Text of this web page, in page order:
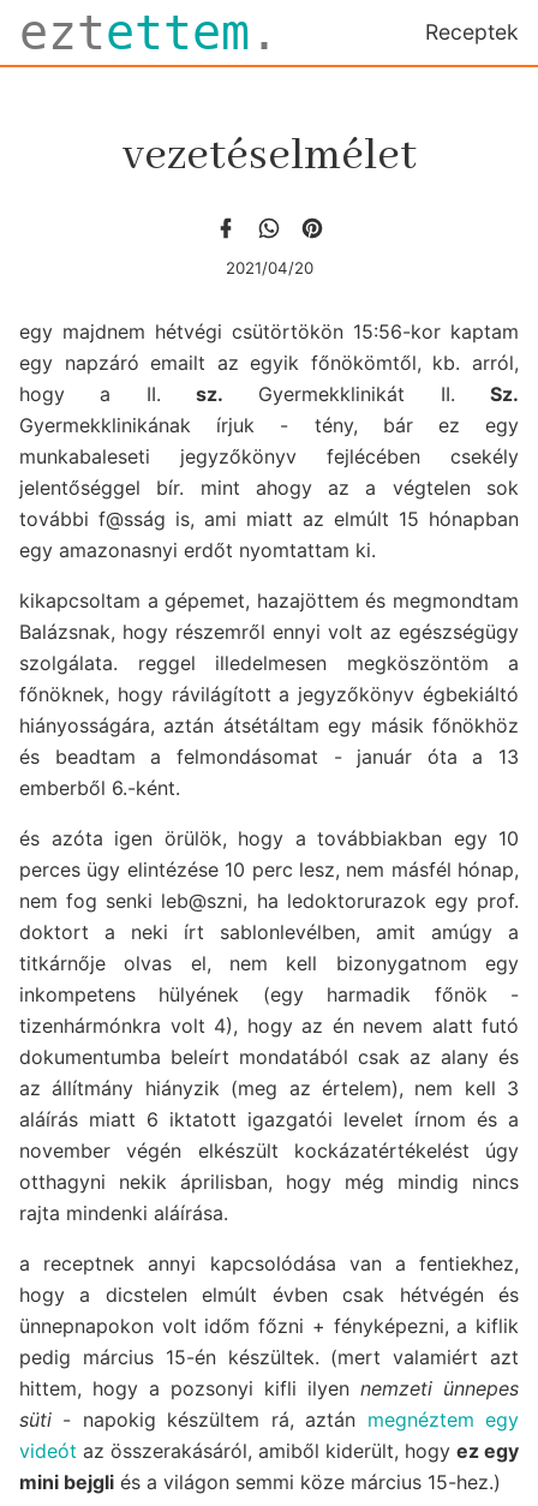
eztettem . Receptek
vezetéselmélet
2021/04/20
egy majdnem hétvégi csütörtökön 15:56-kor kaptam
egy napzáró emailt az egyik főnökömtől, kb. arról,
hogy a II. sz. Gyermekklinikát II. Sz.
Gyermekklinikának írjuk - tény, bár ez egy
munkabaleseti jegyzőkönyv fejlécében csekély
jelentőséggel bír. mint ahogy az a végtelen sok
további f@sság is, ami miatt az elmúlt 15 hónapban
egy amazonasnyi erdőt nyomtattam ki.
kikapcsoltam a gépemet, hazajöttem és megmondtam
Balázsnak, hogy részemről ennyi volt az egészségügy
szolgálata. reggel illedelmesen megköszöntöm a
főnöknek, hogy rávilágított a jegyzőkönyv égbekiáltó
hiányosságára, aztán átsétáltam egy másik főnökhöz
és beadtam a felmondásomat - január óta a 13
emberből 6.-ként.
és azóta igen örülök, hogy a továbbiakban egy 10
perces ügy elintézése 10 perc lesz, nem másfél hónap,
nem fog senki leb@szni, ha ledoktorurazok egy prof.
doktort a neki írt sablonlevélben, amit amúgy a
titkárnője olvas el, nem kell bizonygatnom egy
inkompetens hülyének (egy harmadik főnök -
tizenhármónkra volt 4), hogy az én nevem alatt futó
dokumentumba beleírt mondatából csak az alany és
az állítmány hiányzik (meg az értelem), nem kell 3
aláírás miatt 6 iktatott igazgatói levelet írnom és a
november végén elkészült kockázatértékelést úgy
otthagyni nekik áprilisban, hogy még mindig nincs
rajta mindenki aláírása.
a receptnek annyi kapcsolódása van a fentiekhez,
hogy a dicstelen elmúlt évben csak hétvégén és
ünnepnapokon volt időm főzni + fényképezni, a kiflik
pedig március 15-én készültek. (mert valamiért azt
hittem, hogy a pozsonyi kifli ilyen nemzeti ünnepes
süti - napokig készültem rá, aztán megnéztem egy
videót az összerakásáról, amiből kiderült, hogy ez egy
mini bejgli és a világon semmi köze március 15-hez.)